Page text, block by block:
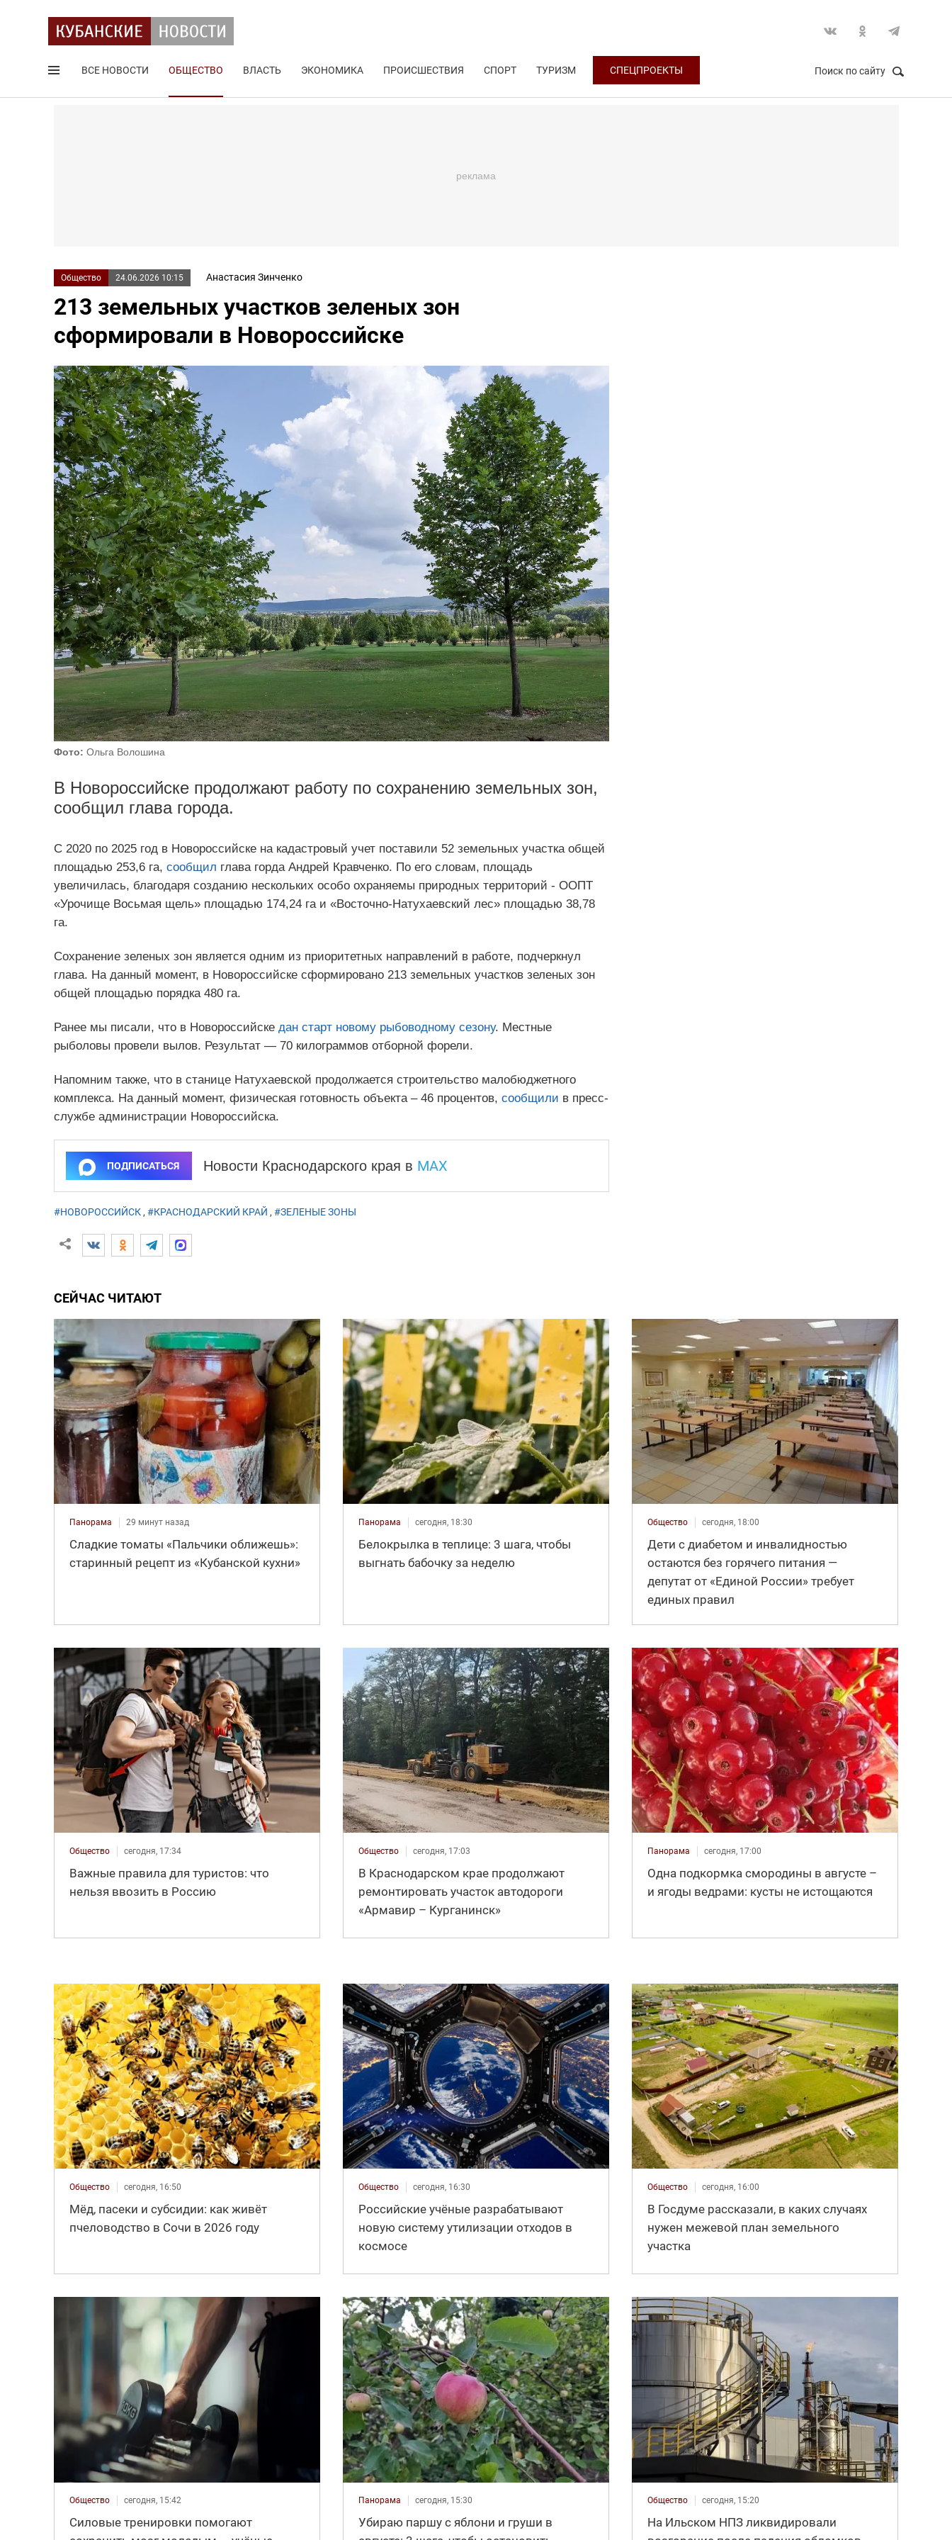
ВСЕ НОВОСТИ ОБЩЕСТВО ВЛАСТЬ ЭКОНОМИКА ПРОИСШЕСТВИЯ СПОРТ ТУРИЗМ СПЕЦПРОЕКТЫ Поиск по сайту
Общество 24.06.2026 10:15 Анастасия Зинченко
213 земельных участков зеленых зон
сформировали в Новороссийске
Фото: Ольга Волошина
В Новороссийске продолжают работу по сохранению земельных зон,
сообщил глава города.
С 2020 по 2025 год в Новороссийске на кадастровый учет поставили 52 земельных участка общей
площадью 253,6 га, сообщил глава горда Андрей Кравченко. По его словам, площадь
увеличилась, благодаря созданию нескольких особо охраняемы природных территорий - ООПТ
«Урочище Восьмая щель» площадью 174,24 га и «Восточно-Натухаевский лес» площадью 38,78
га.
Сохранение зеленых зон является одним из приоритетных направлений в работе, подчеркнул
глава. На данный момент, в Новороссийске сформировано 213 земельных участков зеленых зон
общей площадью порядка 480 га.
Ранее мы писали, что в Новороссийске дан старт новому рыбоводному сезону. Местные
рыболовы провели вылов. Результат — 70 килограммов отборной форели.
Напомним также, что в станице Натухаевской продолжается строительство малобюджетного
комплекса. На данный момент, физическая готовность объекта – 46 процентов, сообщили в пресс-
службе администрации Новороссийска.
ПОДПИСАТЬСЯ Новости Краснодарского края в MAX
#НОВОРОССИЙСК, #КРАСНОДАРСКИЙ КРАЙ , #ЗЕЛЕНЫЕ ЗОНЫ
СЕЙЧАС ЧИТАЮТ
Панорама 29 минут назад
Сладкие томаты «Пальчики оближешь»:
старинный рецепт из «Кубанской кухни»
Панорама сегодня, 18:30
Белокрылка в теплице: 3 шага, чтобы
выгнать бабочку за неделю
Общество сегодня, 18:00
Дети с диабетом и инвалидностью
остаются без горячего питания —
депутат от «Единой России» требует
единых правил
Общество сегодня, 17:34
Важные правила для туристов: что
нельзя ввозить в Россию
Общество сегодня, 17:03
В Краснодарском крае продолжают
ремонтировать участок автодороги
«Армавир – Курганинск»
Панорама сегодня, 17:00
Одна подкормка смородины в августе –
и ягоды ведрами: кусты не истощаются
Общество сегодня, 16:50
Мёд, пасеки и субсидии: как живёт
пчеловодство в Сочи в 2026 году
Общество сегодня, 16:30
Российские учёные разрабатывают
новую систему утилизации отходов в
космосе
Общество сегодня, 16:00
В Госдуме рассказали, в каких случаях
нужен межевой план земельного
участка
Общество сегодня, 15:42
Силовые тренировки помогают
Панорама сегодня, 15:30
Убираю паршу с яблони и груши в
Общество сегодня, 15:20
На Ильском НПЗ ликвидировали